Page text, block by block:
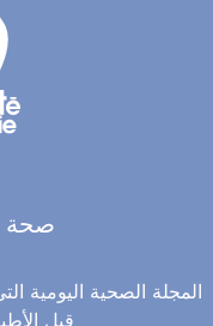
صحة
المجلة الصحية اليومية
قبل